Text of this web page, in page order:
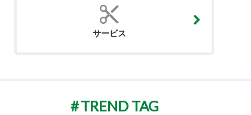
サービス
TREND TAG